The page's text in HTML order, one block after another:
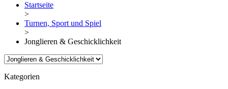
Startseite
>
Turnen, Sport und Spiel
>
Jonglieren & Geschicklichkeit
Kategorien